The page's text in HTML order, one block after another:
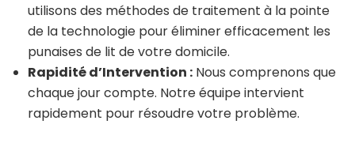
utilisons des méthodes de traitement à la pointe
de la technologie pour éliminer efficacement les
punaises de lit de votre domicile.
Rapidité d’Intervention : Nous comprenons que
chaque jour compte. Notre équipe intervient
rapidement pour résoudre votre problème.